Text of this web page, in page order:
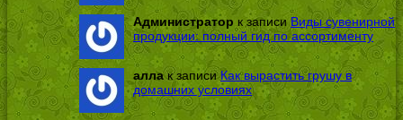
Администратор к записиВиды сувенирной
продукции: полный гид по ассортименту
аллак записиКак вырастить грушу в
домашних условиях